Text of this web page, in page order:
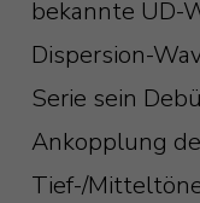
bekannte UD-
Dispersion-
Serie sein
Ankopplung
Tief-/